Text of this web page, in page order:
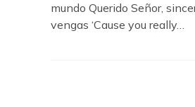
mundo Querido Señor,
vengas ‘Cause you really…